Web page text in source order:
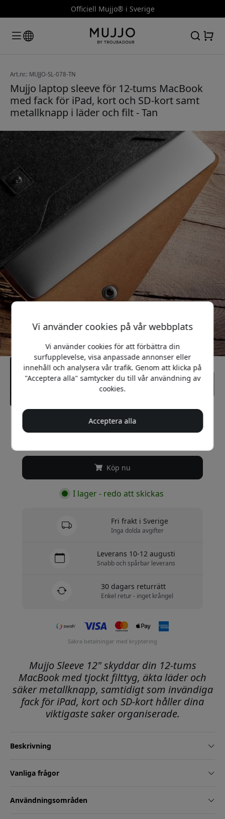
Officiell Mujjo® i Sverige
Art.nr.: MUJJO-SL-078-TN
Mujjo laptop sleeve för 12-tums MacBook
med fack för iPad, kort och SD-kort samt
metallknapp i läder och filt - Tan
Rekommenderat pris
499 SEK
Köp nu
I lager - redo att skickas
Fri frakt i Sverige
Inga dolda avgifter
Leverans 10-12 augusti
Snabb och spårbar leverans
30 dagars returrätt
Enkel retur - inget krångel
Säkra betalningar med kryptering
Mujjo Sleeve 12" skyddar din 12-tums
MacBook med tjockt filttyg, äkta läder och
säker metallknapp, samtidigt som invändiga
fack för iPad, kort och SD-kort håller dina
viktigaste saker organiserade.
Beskrivning
Vanliga frågor
Användningsområden
Vi använder cookies på vår webbplats
Vi använder cookies för att förbättra din
surfupplevelse, visa anpassade annonser eller
innehåll och analysera vår trafik. Genom att klicka på
"Acceptera alla" samtycker du till vår användning av
cookies.
Acceptera alla